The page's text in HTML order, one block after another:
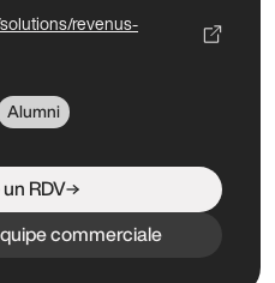
revenus-
Alumni
RDV
commerciale